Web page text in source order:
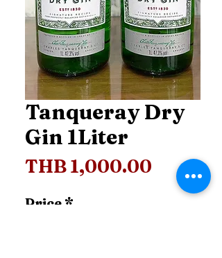
Tanqueray Dry
Gin 1Liter
THB 1,000.00 Price
Price *